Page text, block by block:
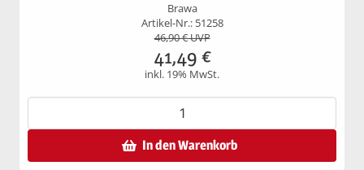
Brawa
Artikel-Nr.: 51258
46,90€ UVP
41,49 €
inkl. 19% MwSt.
In den Warenkorb